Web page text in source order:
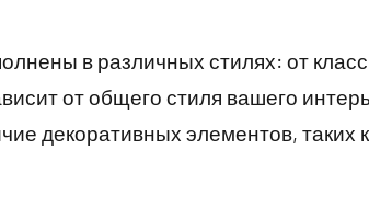
в различных стилях: от
от общего стиля вашего
декоративных элементов, таких